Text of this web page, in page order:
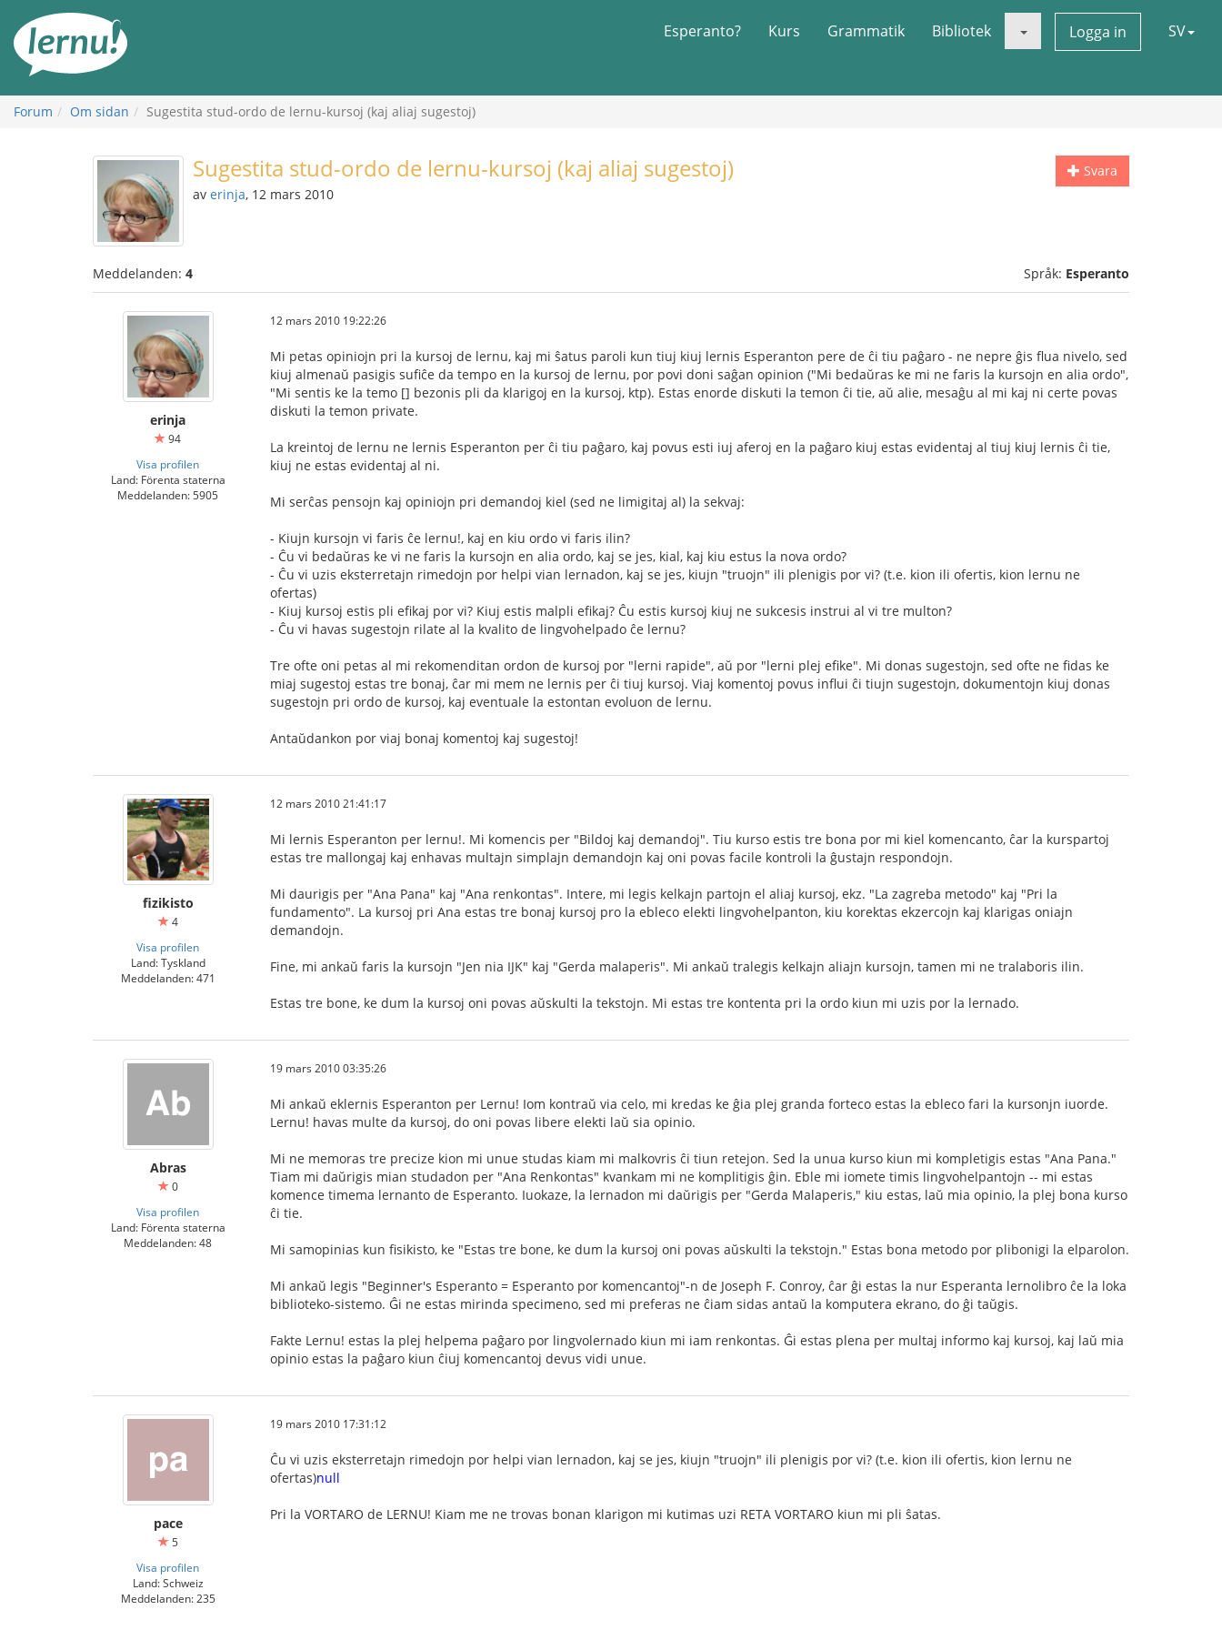
sidans
innehåll
Esperanto? Kurs Grammatik Bibliotek Logga in SV
Forum Om sidan Sugestita stud-ordo de lernu-kursoj (kaj aliaj sugestoj)
Svara
Sugestita stud-ordo de lernu-kursoj (kaj aliaj sugestoj)
av erinja, 12 mars 2010
Meddelanden: 4 Språk: Esperanto
erinja
94
Visa profilen
Land: Förenta staterna
Meddelanden: 5905
12 mars 2010 19:22:26
Mi petas opiniojn pri la kursoj de lernu, kaj mi ŝatus paroli kun tiuj kiuj lernis Esperanton pere de ĉi tiu paĝaro - ne nepre ĝis flua nivelo, sed
kiuj almenaŭ pasigis sufiĉe da tempo en la kursoj de lernu, por povi doni saĝan opinion ("Mi bedaŭras ke mi ne faris la kursojn en alia ordo",
"Mi sentis ke la temo [] bezonis pli da klarigoj en la kursoj, ktp). Estas enorde diskuti la temon ĉi tie, aŭ alie, mesaĝu al mi kaj ni certe povas
diskuti la temon private.
La kreintoj de lernu ne lernis Esperanton per ĉi tiu paĝaro, kaj povus esti iuj aferoj en la paĝaro kiuj estas evidentaj al tiuj kiuj lernis ĉi tie,
kiuj ne estas evidentaj al ni.
Mi serĉas pensojn kaj opiniojn pri demandoj kiel (sed ne limigitaj al) la sekvaj:
- Kiujn kursojn vi faris ĉe lernu!, kaj en kiu ordo vi faris ilin?
- Ĉu vi bedaŭras ke vi ne faris la kursojn en alia ordo, kaj se jes, kial, kaj kiu estus la nova ordo?
- Ĉu vi uzis eksterretajn rimedojn por helpi vian lernadon, kaj se jes, kiujn "truojn" ili plenigis por vi? (t.e. kion ili ofertis, kion lernu ne
ofertas)
- Kiuj kursoj estis pli efikaj por vi? Kiuj estis malpli efikaj? Ĉu estis kursoj kiuj ne sukcesis instrui al vi tre multon?
- Ĉu vi havas sugestojn rilate al la kvalito de lingvohelpado ĉe lernu?
Tre ofte oni petas al mi rekomenditan ordon de kursoj por "lerni rapide", aŭ por "lerni plej efike". Mi donas sugestojn, sed ofte ne fidas ke
miaj sugestoj estas tre bonaj, ĉar mi mem ne lernis per ĉi tiuj kursoj. Viaj komentoj povus influi ĉi tiujn sugestojn, dokumentojn kiuj donas
sugestojn pri ordo de kursoj, kaj eventuale la estontan evoluon de lernu.
Antaŭdankon por viaj bonaj komentoj kaj sugestoj!
fizikisto
4
Visa profilen
Land: Tyskland
Meddelanden: 471
12 mars 2010 21:41:17
Mi lernis Esperanton per lernu!. Mi komencis per "Bildoj kaj demandoj". Tiu kurso estis tre bona por mi kiel komencanto, ĉar la kurspartoj
estas tre mallongaj kaj enhavas multajn simplajn demandojn kaj oni povas facile kontroli la ĝustajn respondojn.
Mi daurigis per "Ana Pana" kaj "Ana renkontas". Intere, mi legis kelkajn partojn el aliaj kursoj, ekz. "La zagreba metodo" kaj "Pri la
fundamento". La kursoj pri Ana estas tre bonaj kursoj pro la ebleco elekti lingvohelpanton, kiu korektas ekzercojn kaj klarigas oniajn
demandojn.
Fine, mi ankaŭ faris la kursojn "Jen nia IJK" kaj "Gerda malaperis". Mi ankaŭ tralegis kelkajn aliajn kursojn, tamen mi ne tralaboris ilin.
Estas tre bone, ke dum la kursoj oni povas aŭskulti la tekstojn. Mi estas tre kontenta pri la ordo kiun mi uzis por la lernado.
Abras
0
Visa profilen
Land: Förenta staterna
Meddelanden: 48
19 mars 2010 03:35:26
Mi ankaŭ eklernis Esperanton per Lernu! Iom kontraŭ via celo, mi kredas ke ĝia plej granda forteco estas la ebleco fari la kursonjn iuorde.
Lernu! havas multe da kursoj, do oni povas libere elekti laŭ sia opinio.
Mi ne memoras tre precize kion mi unue studas kiam mi malkovris ĉi tiun retejon. Sed la unua kurso kiun mi kompletigis estas "Ana Pana."
Tiam mi daŭrigis mian studadon per "Ana Renkontas" kvankam mi ne komplitigis ĝin. Eble mi iomete timis lingvohelpantojn -- mi estas
komence timema lernanto de Esperanto. Iuokaze, la lernadon mi daŭrigis per "Gerda Malaperis," kiu estas, laŭ mia opinio, la plej bona kurso
ĉi tie.
Mi samopinias kun fisikisto, ke "Estas tre bone, ke dum la kursoj oni povas aŭskulti la tekstojn." Estas bona metodo por plibonigi la elparolon.
Mi ankaŭ legis "Beginner's Esperanto = Esperanto por komencantoj"-n de Joseph F. Conroy, ĉar ĝi estas la nur Esperanta lernolibro ĉe la loka
biblioteko-sistemo. Ĝi ne estas mirinda specimeno, sed mi preferas ne ĉiam sidas antaŭ la komputera ekrano, do ĝi taŭgis.
Fakte Lernu! estas la plej helpema paĝaro por lingvolernado kiun mi iam renkontas. Ĝi estas plena per multaj informo kaj kursoj, kaj laŭ mia
opinio estas la paĝaro kiun ĉiuj komencantoj devus vidi unue.
pace
5
Visa profilen
Land: Schweiz
Meddelanden: 235
19 mars 2010 17:31:12
Ĉu vi uzis eksterretajn rimedojn por helpi vian lernadon, kaj se jes, kiujn "truojn" ili plenigis por vi? (t.e. kion ili ofertis, kion lernu ne
ofertas)null
Pri la VORTARO de LERNU! Kiam me ne trovas bonan klarigon mi kutimas uzi RETA VORTARO kiun mi pli ŝatas.